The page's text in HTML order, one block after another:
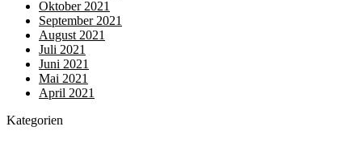
Oktober 2021
September 2021
August 2021
Juli 2021
Juni 2021
Mai 2021
April 2021
Kategorien